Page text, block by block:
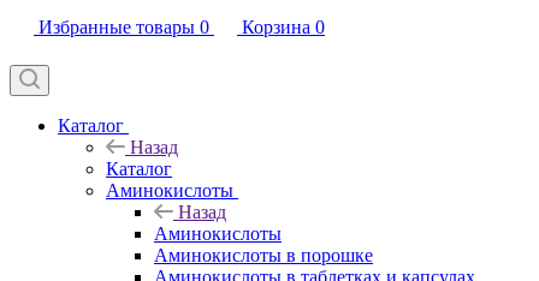
Избранные товары 0 Корзина 0
Каталог
Назад
Каталог
Аминокислоты
Назад
Аминокислоты
Аминокислоты в порошке
Аминокислоты в таблетках и капсулах